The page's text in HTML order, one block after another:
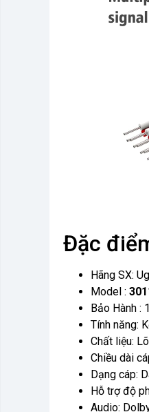
Đặc
Hãng SX:
Model :
Bảo Hành :
Tính năng:
Chất liệu:
Chiều dài
Dạng cáp:
Hỗ trợ độ
Audio: